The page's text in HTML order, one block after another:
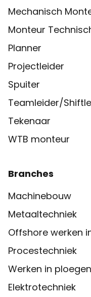
Mechanisch
Monteur
Planner
Projectleider
Spuiter
Teamleider/
Tekenaar
WTB monteur
Branches
Machinebouw
Metaaltechniek
Offshore werken
Procestechniek
Werken in
Elektrotechniek